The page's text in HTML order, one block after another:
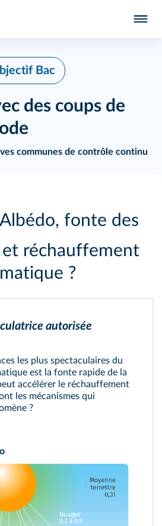
Bac
des coups de
communes de contrôle continu
Albédo, fonte des
et réchauffement
?
autorisée
les plus spectaculaires du
est la fonte rapide de la
accélérer le réchauffement
les mécanismes qui
?